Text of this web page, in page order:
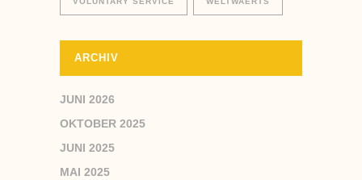
ARCHIV
JUNI 2026
OKTOBER 2025
JUNI 2025
MAI 2025